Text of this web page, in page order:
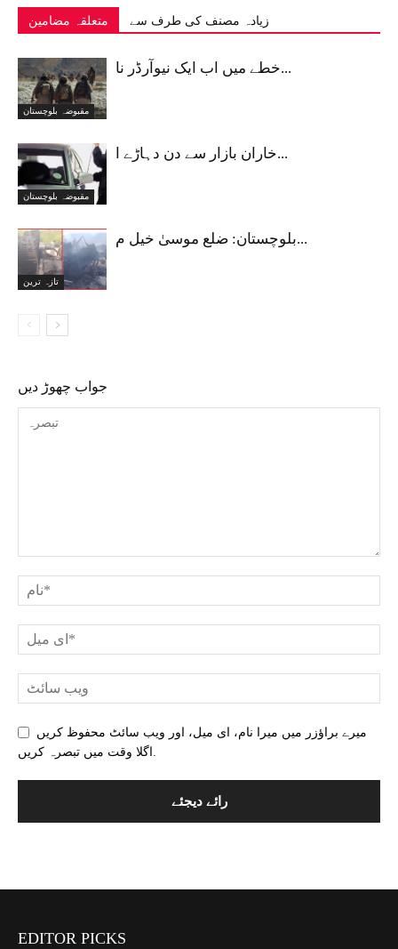
متعلقہ مضامین زیادہ مصنف کی طرف سے
مقبوضہ بلوچستان
خطے میں اب ایک نیوآرڈر نا...
مقبوضہ بلوچستان
خاران بازار سے دن دہاڑے ا...
تازہ ترین
بلوچستان: ضلع موسیٰ خیل م...
جواب چھوڑ دیں
میرے براؤزر میں میرا نام، ای میل، اور ویب سائٹ محفوظ کریں
اگلا وقت میں تبصرہ کریں.
EDITOR PICKS